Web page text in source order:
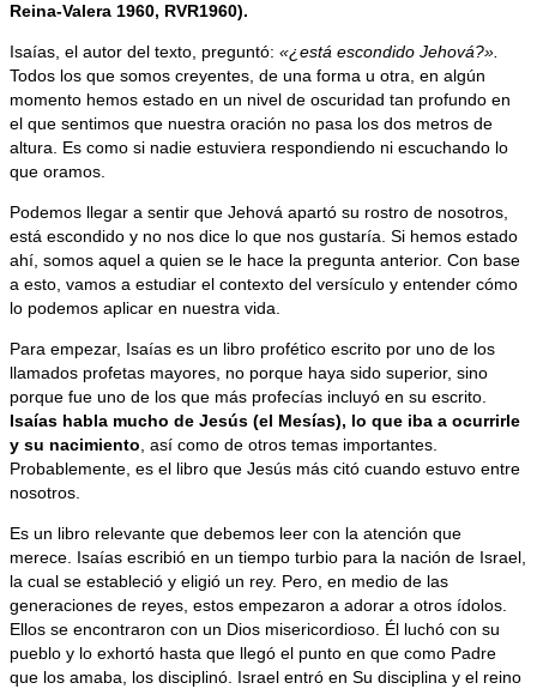
Reina-Valera 1960, RVR1960).
Isaías, el autor del texto, preguntó: «¿está escondido Jehová?».
Todos los que somos creyentes, de una forma u otra, en algún
momento hemos estado en un nivel de oscuridad tan profundo en
el que sentimos que nuestra oración no pasa los dos metros de
altura. Es como si nadie estuviera respondiendo ni escuchando lo
que oramos.
Podemos llegar a sentir que Jehová apartó su rostro de nosotros,
está escondido y no nos dice lo que nos gustaría. Si hemos estado
ahí, somos aquel a quien se le hace la pregunta anterior. Con base
a esto, vamos a estudiar el contexto del versículo y entender cómo
lo podemos aplicar en nuestra vida.
Para empezar, Isaías es un libro profético escrito por uno de los
llamados profetas mayores, no porque haya sido superior, sino
porque fue uno de los que más profecías incluyó en su escrito.
Isaías habla mucho de Jesús (el Mesías), lo que iba a ocurrirle
y su nacimiento , así como de otros temas importantes.
Probablemente, es el libro que Jesús más citó cuando estuvo entre
nosotros.
Es un libro relevante que debemos leer con la atención que
merece. Isaías escribió en un tiempo turbio para la nación de Israel,
la cual se estableció y eligió un rey. Pero, en medio de las
generaciones de reyes, estos empezaron a adorar a otros ídolos.
Ellos se encontraron con un Dios misericordioso. Él luchó con su
pueblo y lo exhortó hasta que llegó el punto en que como Padre
que los amaba, los disciplinó. Israel entró en Su disciplina y el reino